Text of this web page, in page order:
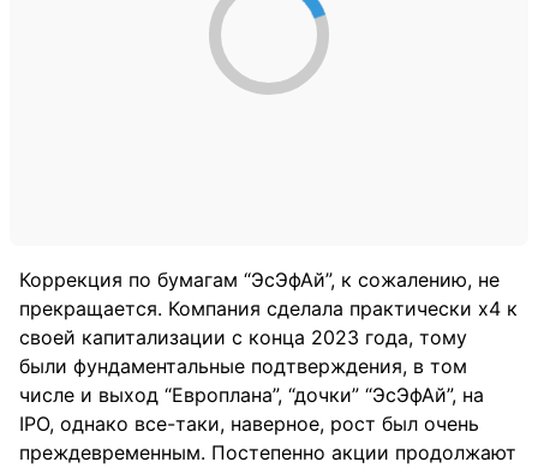
Коррекция по бумагам “ЭсЭфАй”, к сожалению, не
прекращается. Компания сделала практически х4 к
своей капитализации с конца 2023 года, тому
были фундаментальные подтверждения, в том
числе и выход “Европлана”, “дочки” “ЭсЭфАй”, на
IPO, однако все-таки, наверное, рост был очень
преждевременным. Постепенно акции продолжают